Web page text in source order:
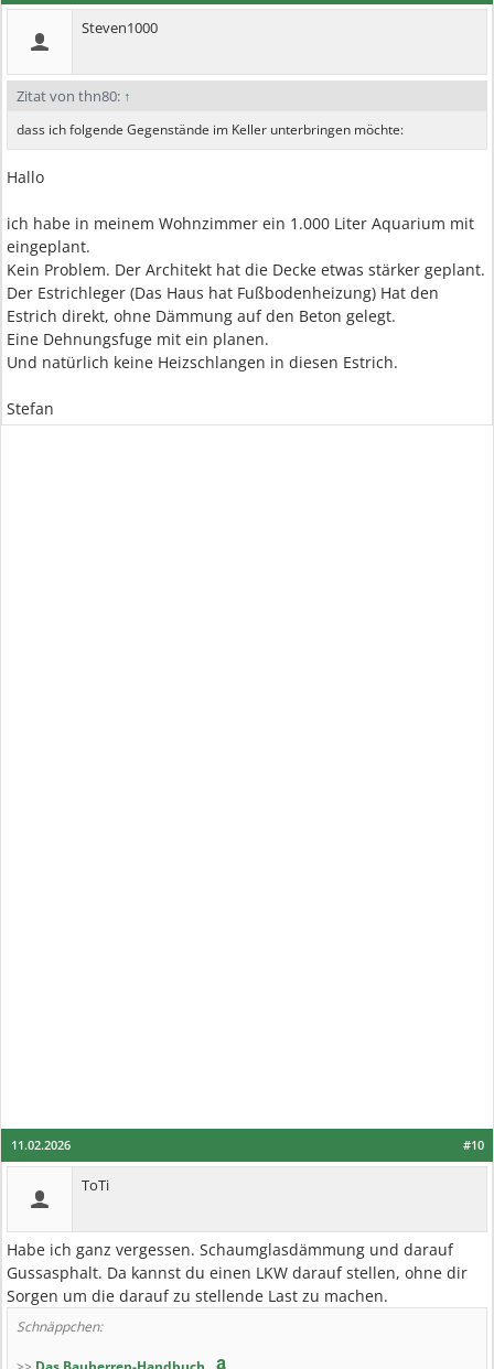
Steven1000
Zitat von thn80: ↑
dass ich folgende Gegenstände im Keller unterbringen möchte:
Hallo
ich habe in meinem Wohnzimmer ein 1.000 Liter Aquarium mit
eingeplant.
Kein Problem. Der Architekt hat die Decke etwas stärker geplant.
Der Estrichleger (Das Haus hat Fußbodenheizung) Hat den
Estrich direkt, ohne Dämmung auf den Beton gelegt.
Eine Dehnungsfuge mit ein planen.
Und natürlich keine Heizschlangen in diesen Estrich.
Stefan
#10
11.02.2026
ToTi
Habe ich ganz vergessen. Schaumglasdämmung und darauf
Gussasphalt. Da kannst du einen LKW darauf stellen, ohne dir
Sorgen um die darauf zu stellende Last zu machen.
Schnäppchen: